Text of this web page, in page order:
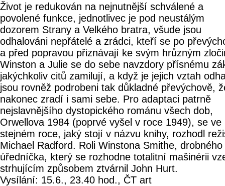
Život je redukován na nejnutnější schválené a
povolené funkce, jednotlivec je pod neustálým
dozorem Strany a Velkého bratra, všude jsou
odhalováni nepřátelé a zrádci, kteří se po
a před popravou přiznávají ke svým hrůzným
Winston a Julie se do sebe navzdory přísnému
jakýchkoliv citů zamilují, a když je jejich vztah
jsou rovněž podrobeni tak důkladné převýchově,
nakonec zradí i sami sebe. Pro adaptaci patrně
nejslavnějšího dystopického románu všech dob,
Orwellova 1984 (poprvé vyšel v roce 1949), se ve
stejném roce, jaký stojí v názvu knihy, rozhodl
Michael Radford. Roli Winstona Smithe, drobného
úředníčka, který se rozhodne totalitní mašinérii
strhujícím způsobem ztvárnil John Hurt.
Vysílání: 15.6., 23.40 hod., ČT art